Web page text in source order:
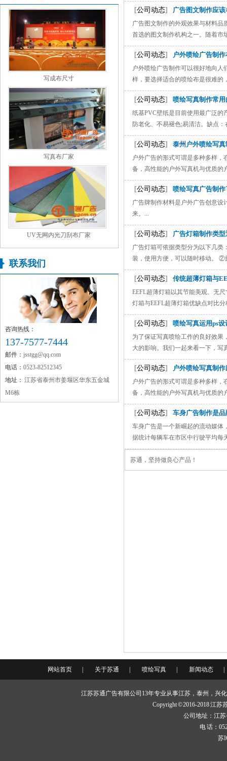
写成布尺寸
写真布厂家
UV无网内光刀刮布厂家
联系我们
咨询热线：
137-7577-7444
邮件： jsstgg@qq.com
电话： 0523-82512345
地址： 江苏省泰州市姜堰区华东五金城
M6栋
[公司动态] 广告图文制作应
广告图文制作的外观效果与材料品
首选的图文制作机构之一。随着市
[公司动态] 户外喷绘广告制
户外喷绘广告制作可以很好地向
样，要选择适合的喷绘布是很难的
[公司动态] 喷绘写真制作常
纸基PVC壁纸是目前使用最广泛的
防老化、不易褪色;易清洁。缺点
[公司动态] 泰州户外喷绘写
户外广告的形式可谓是多种多样
备，高性能的户外写真机与优质的
[公司动态] 喷绘写真广告制
广告牌制作材料是户外广告创意设
来。...
[公司动态] 广告灯箱制作类
广告灯箱可依据类型分为以下几
装，使用方便，可以随时移动。 ②
[公司动态] 传统超薄灯箱与
EEFL超薄灯箱以其节能美观、无
灯箱与EEFL超薄灯箱优缺点对比分
[公司动态] 喷绘写真运用ps
为了保证写真喷绘工作的良好效果
大的影响。我们一起来看一下，写
[公司动态] 户外喷绘写真制
户外广告的形式可谓是多种多样
备，高性能的户外写真机与优质的
[公司动态] 车身广告制作是
车身广告是一个新崛起的流动媒体
据统计每辆车在市区中行驶平均每
苏通，坚持做良心产品！
网站首页 关于苏通 喷绘写真 新闻动态
江苏苏通广告有限公司13年专业从事江苏，泰州，兴
Copyright © 2016-2018 江
公司地址：江
电 话：
苏